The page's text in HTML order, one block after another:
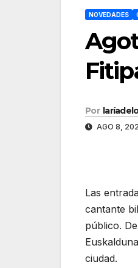
NOVEDADES
Por
AGO 8,
Las
cantante
público.
ciudad.